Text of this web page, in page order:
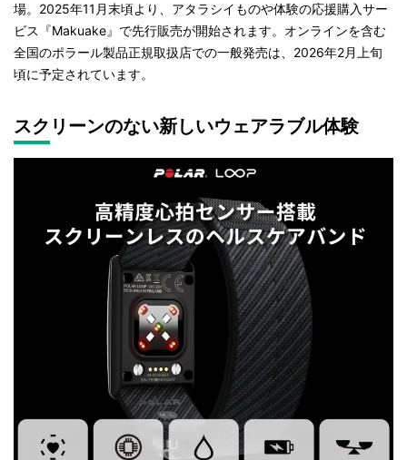
場。2025年11月末頃より、アタラシイものや体験の応援購入サー
ビス『Makuake』で先行販売が開始されます。オンラインを含む
全国のポラール製品正規取扱店での一般発売は、2026年2月上旬
頃に予定されています。
スクリーンのない新しいウェアラブル体験